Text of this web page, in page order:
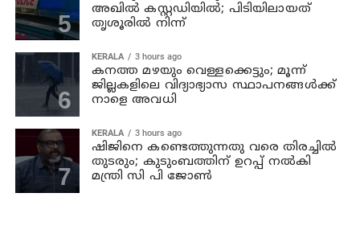
അഖില്‍ കസ്റ്റഡിയില്‍; പിടിയിലായത്
തൃശൂരില്‍ നിന്ന്
KERALA 3 hours ago
കനത്ത മഴയും വെള്ളക്കെട്ടും; മൂന്ന്‌
ജില്ലകളിലെ വിദ്യാഭ്യാസ സ്ഥാപനങ്ങള്‍ക്ക്
നാളെ അവധി
KERALA 3 hours ago
ഷിജിനെ കണ്ടെത്തുന്നതു വരെ തിരച്ചില്‍
തുടരും; കുടുംബത്തിന് ഉറപ്പ് നല്‍കി
മന്ത്രി സി പി ജോണ്‍